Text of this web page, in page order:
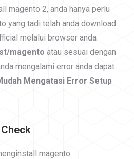
magento 2, anda hanya perlu
yang tadi telah anda download
melalui browser anda
magento atau sesuai dengan
mengalami error anda dapat
Mengatasi Error Setup
magento